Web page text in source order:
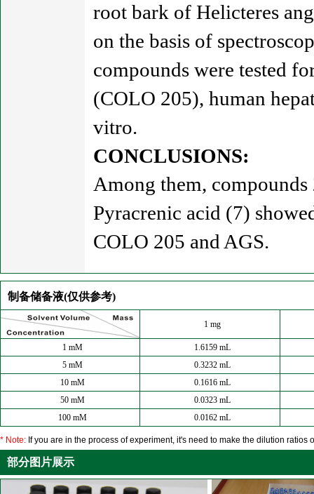
root bark of Helicteres
on the basis of
compounds were tested
(COLO 205), human
vitro.
CONCLUSIONS:
Among them,
Pyracrenic acid (7)
COLO 205 and AGS.
制备储备液(仅供参考)
1 mg
1 mM
1.6159 mL
5 mM
0.3232 mL
10 mM
0.1616 mL
50 mM
0.0323 mL
100 mM
0.0162 mL
* Note: If you are in the process of experiment, it's need to make the dilution
部分图片展示